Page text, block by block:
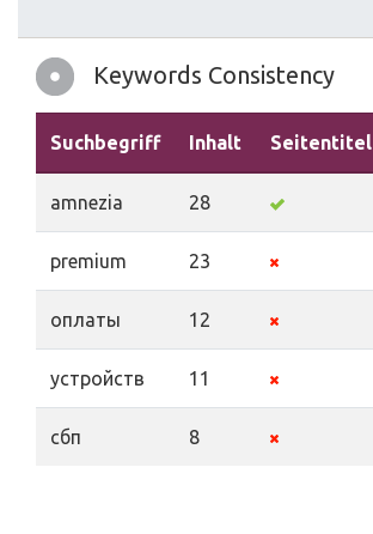
Keywords Consistency
Suchbegriff Inhalt Seitentitel
amnezia 28
premium 23
оплаты 12
устройств 11
сбп 8